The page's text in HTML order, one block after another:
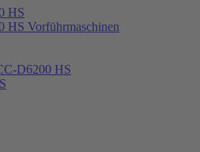
HS
HS Vorführmaschinen
D6200 HS